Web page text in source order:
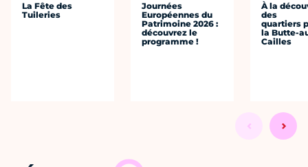
La Fête des
Tuileries
Journées
Européennes du
Patrimoine 2026 :
découvrez le
programme !
À la
des
quartiers
la Butte-
Cailles